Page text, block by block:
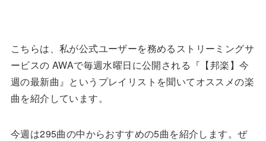
こちらは、私が公式ユーザーを務めるストリーミングサ
ービスの AWAで毎週水曜日に公開される『【邦楽】今
週の最新曲』というプレイリストを聞いてオススメの楽
曲を紹介しています。
今週は295曲の中からおすすめの5曲を紹介します。ぜ